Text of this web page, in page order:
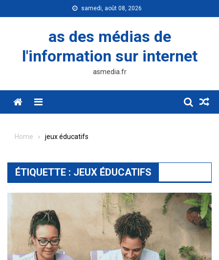
to
samedi, août 08, 2026
as des médias de
l'information sur internet
asmedia.fr
Menu
Home jeux éducatifs
ÉTIQUETTE : JEUX ÉDUCATIFS